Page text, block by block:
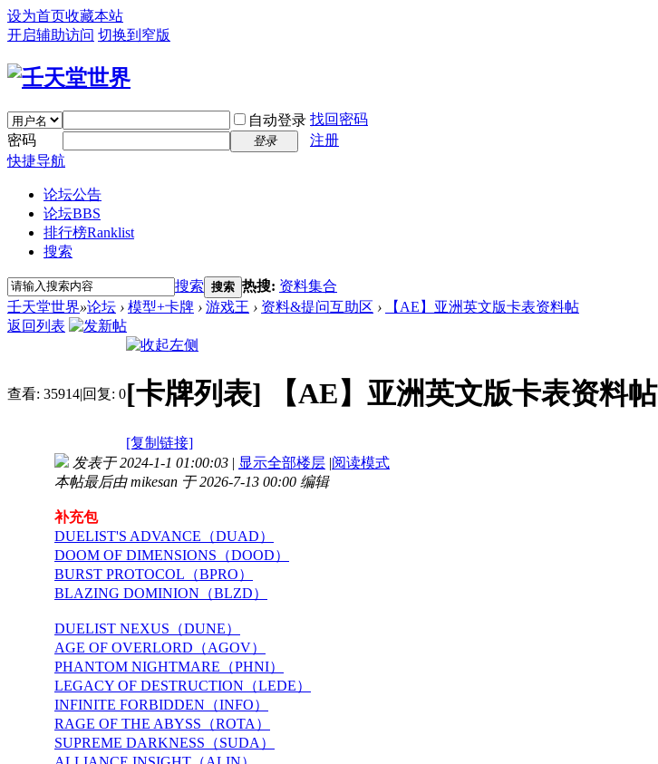
设为首页收藏本站
开启辅助访问 切换到窄版
自动登录 找回密码
密码
登录
注册
快捷导航
论坛公告
论坛BBS
排行榜Ranklist
搜索
搜索 搜索 热搜: 资料集合
壬天堂世界»论坛 › 模型+卡牌 › 游戏王 › 资料&提问互助区 ›
【AE】亚洲英文版卡表资料帖
返回列表
查看: 35914|回复: 0[卡牌列表] 【AE】亚洲英文版卡表资料帖
[复制链接]
发表于 2024-1-1 01:00:03 | 显示全部楼层 |阅读模式
本帖最后由 mikesan 于 2026-7-13 00:00 编辑
补充包
DUELIST'S ADVANCE（DUAD）
DOOM OF DIMENSIONS（DOOD）
BURST PROTOCOL（BPRO）
BLAZING DOMINION（BLZD）
DUELIST NEXUS（DUNE）
AGE OF OVERLORD（AGOV）
PHANTOM NIGHTMARE（PHNI）
LEGACY OF DESTRUCTION（LEDE）
INFINITE FORBIDDEN（INFO）
RAGE OF THE ABYSS（ROTA）
SUPREME DARKNESS（SUDA）